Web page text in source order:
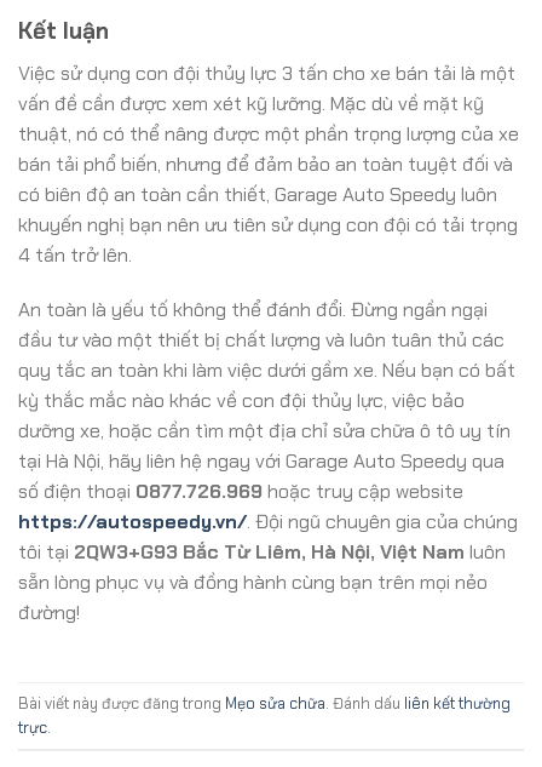
Kết luận
Việc sử dụng con đội thủy lực 3 tấn cho xe bán tải là một
vấn đề cần được xem xét kỹ lưỡng. Mặc dù về mặt kỹ
thuật, nó có thể nâng được một phần trọng lượng của xe
bán tải phổ biến, nhưng để đảm bảo an toàn tuyệt đối và
có biên độ an toàn cần thiết, Garage Auto Speedy luôn
khuyến nghị bạn nên ưu tiên sử dụng con đội có tải trọng
4 tấn trở lên.
An toàn là yếu tố không thể đánh đổi. Đừng ngần ngại
đầu tư vào một thiết bị chất lượng và luôn tuân thủ các
quy tắc an toàn khi làm việc dưới gầm xe. Nếu bạn có bất
kỳ thắc mắc nào khác về con đội thủy lực, việc bảo
dưỡng xe, hoặc cần tìm một địa chỉ sửa chữa ô tô uy tín
tại Hà Nội, hãy liên hệ ngay với Garage Auto Speedy qua
số điện thoại 0877.726.969 hoặc truy cập website
https://autospeedy.vn/. Đội ngũ chuyên gia của chúng
tôi tại 2QW3+G93 Bắc Từ Liêm, Hà Nội, Việt Nam luôn
sẵn lòng phục vụ và đồng hành cùng bạn trên mọi nẻo
đường!
Bài viết này được đăng trong Mẹo sửa chữa. Đánh dấu liên kết thường
trực.